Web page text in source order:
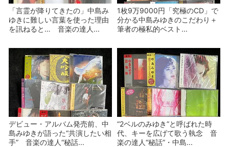
「言霊が降りてきたの」中島み
ゆきに難しい言葉を使った理由
を訊ねると… 音楽の達人...
1枚9万9000円「究極のCD」で
分かる中島みゆきのこだわり＋
筆者の極私的ベスト...
デビュー・アルバム発売前、中
島みゆきが語った“共演したい相
手” 音楽の達人“秘話...
“2ベルのみゆき”と呼ばれた時
代、キーを広げて歌う執念 音
楽の達人“秘話”・中島...